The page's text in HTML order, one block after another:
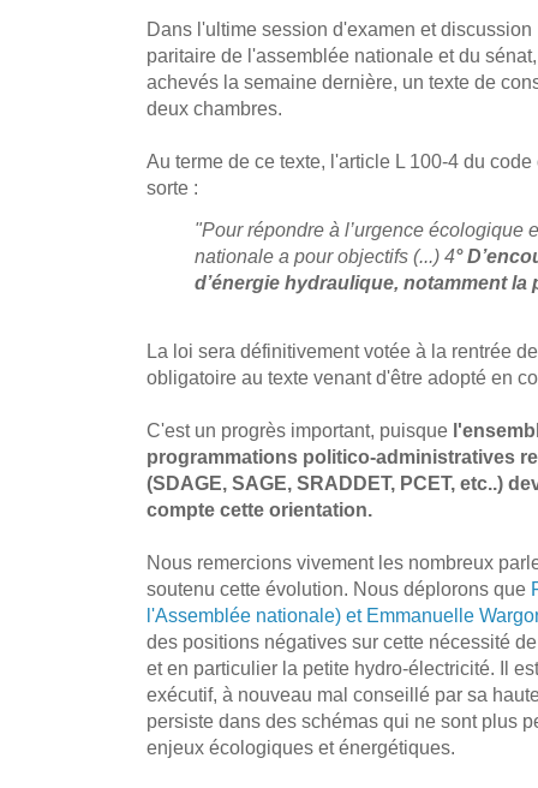
Dans l'ultime session d'examen et
paritaire de l'assemblée nationale et du
achevés la semaine dernière, un texte de
deux chambres.
Au terme de ce texte, l'article L 100-4 du
sorte :
"Pour répondre à l’urgence écologique
nationale a pour objectifs (...) 4°
d’énergie hydraulique, notamment
La loi sera définitivement votée à la rentrée
obligatoire au texte venant d'être adopté en
C'est un progrès important, puisque
programmations politico-administratives
(SDAGE, SAGE, SRADDET, PCET, etc..)
compte cette orientation.
Nous remercions vivement les nombreux
soutenu cette évolution. Nous déplorons que
l'Assemblée nationale) et Emmanuelle
des positions négatives sur cette nécessité
et en particulier la petite hydro-électricité. Il
exécutif, à nouveau mal conseillé par sa
persiste dans des schémas qui ne sont plus
enjeux écologiques et énergétiques.